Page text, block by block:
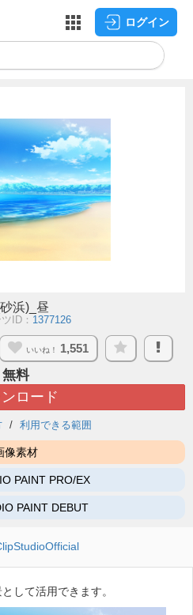
ログイン
浜)_昼
ID： 1377126
いいね！ 1,551
無料
ロード
利用できる範囲
像素材
PAINT PRO/EX
PAINT DEBUT
して活用できます。